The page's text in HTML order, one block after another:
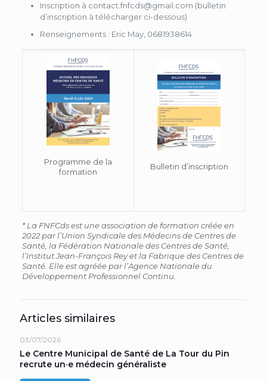
Inscription à contact.fnfcds@gmail.com (bulletin
d’inscription à télécharger ci-dessous)
Renseignements : Eric May, 0681938614
Programme de la
formation
Bulletin d’inscription
* La FNFCds est une association de formation créée en
2022 par l’Union Syndicale des Médecins de Centres de
Santé, la Fédération Nationale des Centres de Santé,
l’Institut Jean-François Rey et la Fabrique des Centres de
Santé. Elle est agréée par l’Agence Nationale du
Développement Professionnel Continu.
Articles similaires
03/07/2026
Le Centre Municipal de Santé de La Tour du Pin
recrute un·e médecin généraliste